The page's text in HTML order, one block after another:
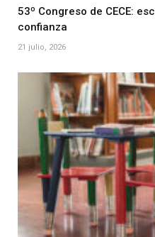
53º Congreso de CECE:
confianza
21 julio, 2026